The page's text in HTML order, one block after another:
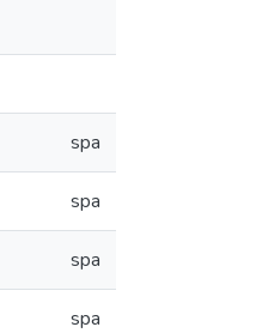
spa
spa
spa
spa